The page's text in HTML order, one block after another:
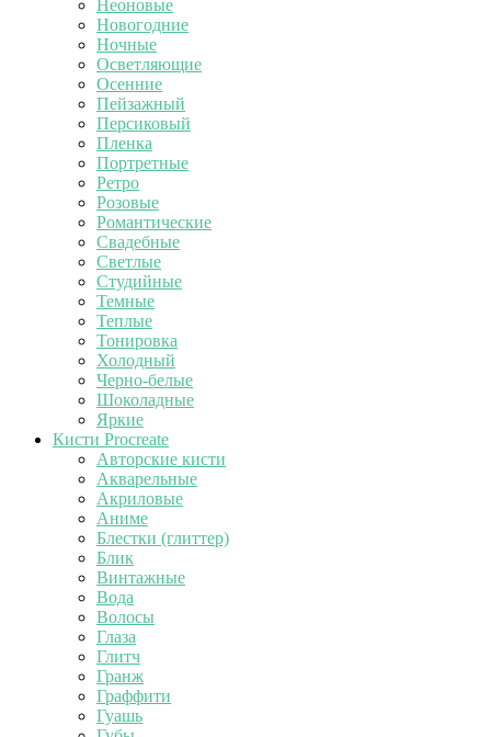
Неоновые
Новогодние
Ночные
Осветляющие
Осенние
Пейзажный
Персиковый
Пленка
Портретные
Ретро
Розовые
Романтические
Свадебные
Светлые
Студийные
Темные
Теплые
Тонировка
Холодный
Черно-белые
Шоколадные
Яркие
Кисти Procreate
Авторские кисти
Акварельные
Акриловые
Аниме
Блестки (глиттер)
Блик
Винтажные
Вода
Волосы
Глаза
Глитч
Гранж
Граффити
Гуашь